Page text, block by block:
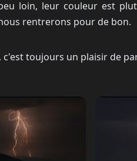
loin, leur couleur est
rentrerons pour de bon.
toujours un plaisir de